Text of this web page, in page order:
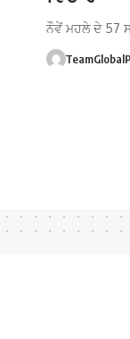
ਨੌਵੇਂ ਮਹਲੇ ਦੇ 57